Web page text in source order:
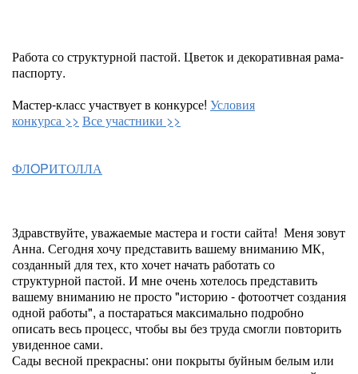
Работа со структурной пастой. Цветок и декоративная рама-
паспорту.
Мастер-класс участвует в конкурсе! Условия
конкурса >> Все участники >>
ФЛOPИТОЛЛА
Здравствуйте, уважаемые мастера и гости сайта! Меня зовут
Анна. Сегодня хочу представить вашему вниманию МК,
созданный для тех, кто хочет начать работать со
структурной пастой. И мне очень хотелось представить
вашему вниманию не просто "историю - фотоотчет создания
одной работы", а постараться максимально подробно
описать весь процесс, чтобы вы без труда смогли повторить
увиденное сами.
Сады весной прекрасны: они покрыты буйным белым или